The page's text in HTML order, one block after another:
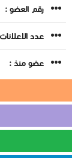
رقم العضو :
عدد
عضو منذ :